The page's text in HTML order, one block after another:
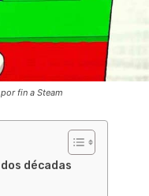
fin a Steam
décadas